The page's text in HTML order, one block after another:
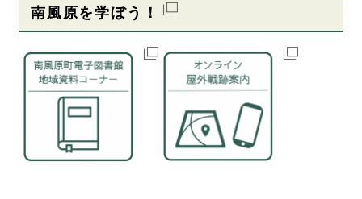
南風原を学ぼう！